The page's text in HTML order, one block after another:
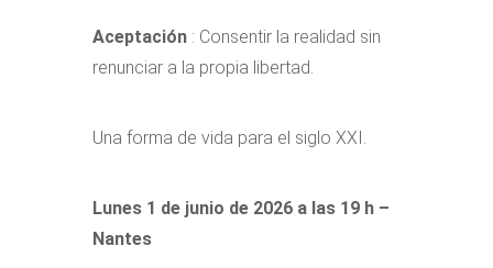
Aceptación : Consentir la realidad sin
renunciar a la propia libertad.
Una forma de vida para el siglo XXI.
Lunes 1 de junio de 2026 a las 19 h –
Nantes